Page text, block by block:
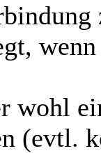
wohl
(evtl.